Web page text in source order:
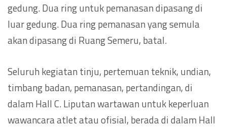
gedung. Dua ring untuk pemanasan dipasang di
luar gedung. Dua ring pemanasan yang semula
akan dipasang di Ruang Semeru, batal.
Seluruh kegiatan tinju, pertemuan teknik, undian,
timbang badan, pemanasan, pertandingan, di
dalam Hall C. Liputan wartawan untuk keperluan
wawancara atlet atau ofisial, berada di dalam Hall